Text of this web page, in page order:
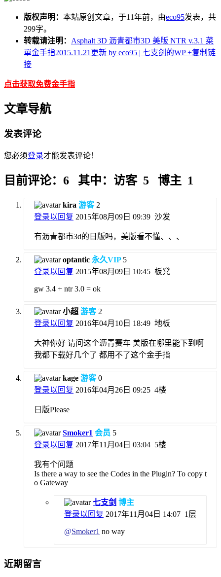
版权声明： 本站原创文章，于11年前，由eco95发表，共
299字。
转载请注明： Asphalt 3D 沥青都市3D 美版 NTR v.3.1 菜
單金手指2015.11.21更新 by eco95 | 七支剑的WP+复制链
接
点击获取免费金手指
文章导航
发表评论
您必须登录才能发表评论！
目前评论：6 其中：访客 5 博主 1
kira 游客 2
登录以回复 2015年08月09日 09:39 沙发
有沥青都市3d的日版吗，美版看不懂、、、
optantic 永久VIP 5
登录以回复 2015年08月09日 10:45 板凳
gw 3.4 + ntr 3.0 = ok
小超 游客 2
登录以回复 2016年04月10日 18:49 地板
大神你好 请问这个沥青赛车 美版在哪里能下到啊
我都下载好几个了 都用不了这个金手指
kage 游客 0
登录以回复 2016年04月26日 09:25 4楼
日版Please
Smoker1 会员 5
登录以回复 2017年11月04日 03:04 5楼
我有个问题
Is there a way to see the Codes in the Plugin? To copy t
o Gateway
七支剑 博主
登录以回复 2017年11月04日 14:07 1层
@Smoker1 no way
近期留言